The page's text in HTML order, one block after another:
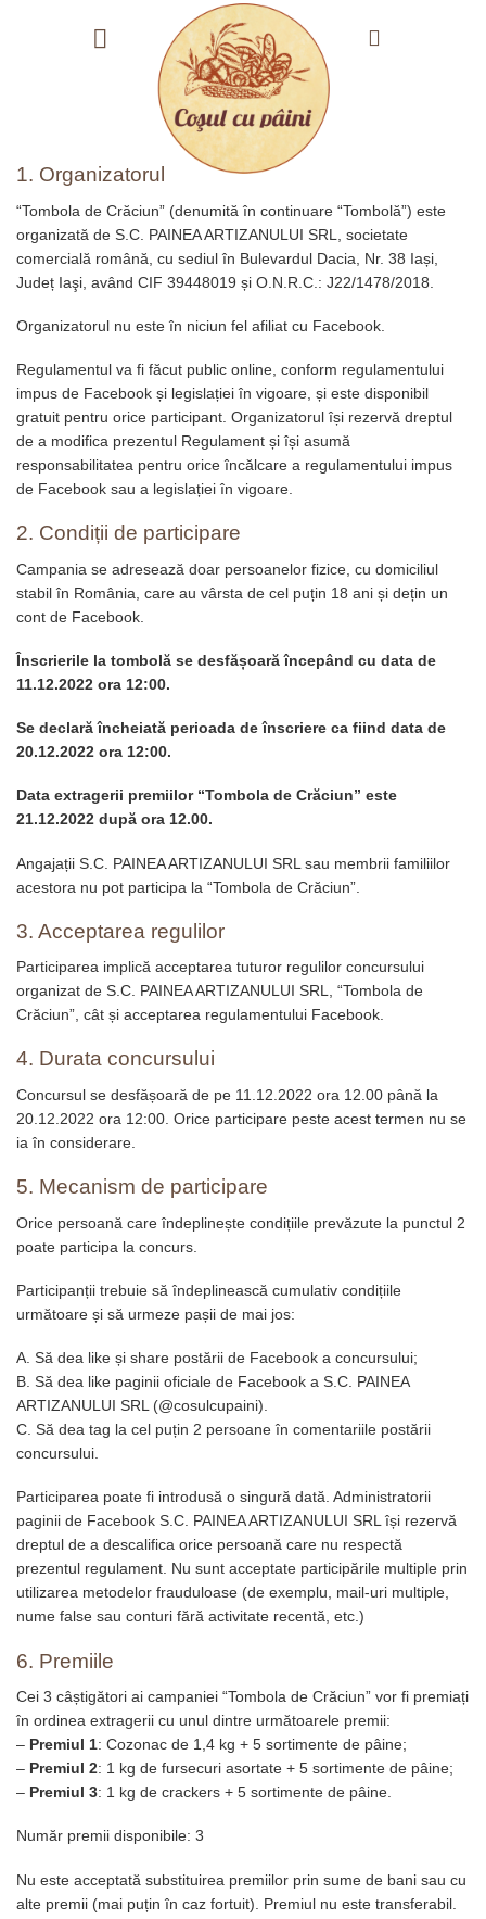
1. Organizatorul
“Tombola de Crăciun” (denumită în continuare “Tombolă”) este
organizată de S.C. PAINEA ARTIZANULUI SRL, societate
comercială română, cu sediul în Bulevardul Dacia, Nr. 38 Iași,
Județ Iaşi, având CIF 39448019 și O.N.R.C.: J22/1478/2018.
Organizatorul nu este în niciun fel afiliat cu Facebook.
Regulamentul va fi făcut public online, conform regulamentului
impus de Facebook și legislației în vigoare, și este disponibil
gratuit pentru orice participant. Organizatorul își rezervă dreptul
de a modifica prezentul Regulament și își asumă
responsabilitatea pentru orice încălcare a regulamentului impus
de Facebook sau a legislației în vigoare.
2. Condiții de participare
Campania se adresează doar persoanelor fizice, cu domiciliul
stabil în România, care au vârsta de cel puțin 18 ani și dețin un
cont de Facebook.
Înscrierile la tombolă se desfășoară începând cu data de
11.12.2022 ora 12:00.
Se declară încheiată perioada de înscriere ca fiind data de
20.12.2022 ora 12:00.
Data extragerii premiilor “Tombola de Crăciun” este
21.12.2022 după ora 12.00.
Angajații S.C. PAINEA ARTIZANULUI SRL sau membrii familiilor
acestora nu pot participa la “Tombola de Crăciun”.
3. Acceptarea regulilor
Participarea implică acceptarea tuturor regulilor concursului
organizat de S.C. PAINEA ARTIZANULUI SRL, “Tombola de
Crăciun”, cât și acceptarea regulamentului Facebook.
4. Durata concursului
Concursul se desfășoară de pe 11.12.2022 ora 12.00 până la
20.12.2022 ora 12:00. Orice participare peste acest termen nu se
ia în considerare.
5. Mecanism de participare
Orice persoană care îndeplinește condițiile prevăzute la punctul 2
poate participa la concurs.
Participanții trebuie să îndeplinească cumulativ condițiile
următoare și să urmeze pașii de mai jos:
A. Să dea like și share postării de Facebook a concursului;
B. Să dea like paginii oficiale de Facebook a S.C. PAINEA
ARTIZANULUI SRL (@cosulcupaini).
C. Să dea tag la cel puțin 2 persoane în comentariile postării
concursului.
Participarea poate fi introdusă o singură dată. Administratorii
paginii de Facebook S.C. PAINEA ARTIZANULUI SRL își rezervă
dreptul de a descalifica orice persoană care nu respectă
prezentul regulament. Nu sunt acceptate participările multiple prin
utilizarea metodelor frauduloase (de exemplu, mail-uri multiple,
nume false sau conturi fără activitate recentă, etc.)
6. Premiile
Cei 3 câștigători ai campaniei “Tombola de Crăciun” vor fi premiați
în ordinea extragerii cu unul dintre următoarele premii:
– Premiul 1: Cozonac de 1,4 kg + 5 sortimente de pâine;
– Premiul 2: 1 kg de fursecuri asortate + 5 sortimente de pâine;
– Premiul 3: 1 kg de crackers + 5 sortimente de pâine.
Număr premii disponibile: 3
Nu este acceptată substituirea premiilor prin sume de bani sau cu
alte premii (mai puțin în caz fortuit). Premiul nu este transferabil.